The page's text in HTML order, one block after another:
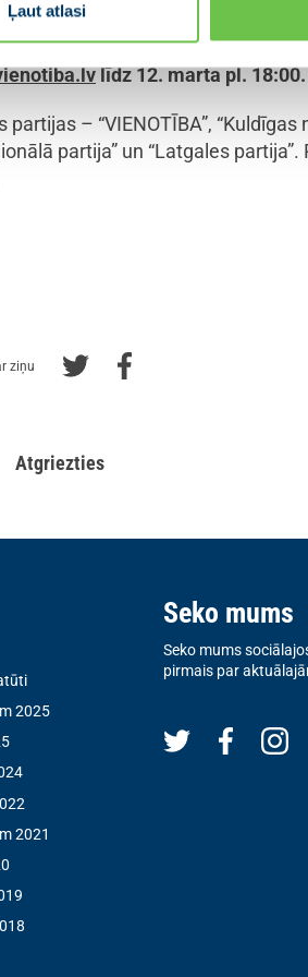
Ļaut atlasi
līdz 12. marta pl. 18:00.
– “VIENOTĪBA”, “Kuldīgas
partija” un “Latgales
ziņu
Atgriezties
2025
2021
Seko mums
Seko mums
pirmais par